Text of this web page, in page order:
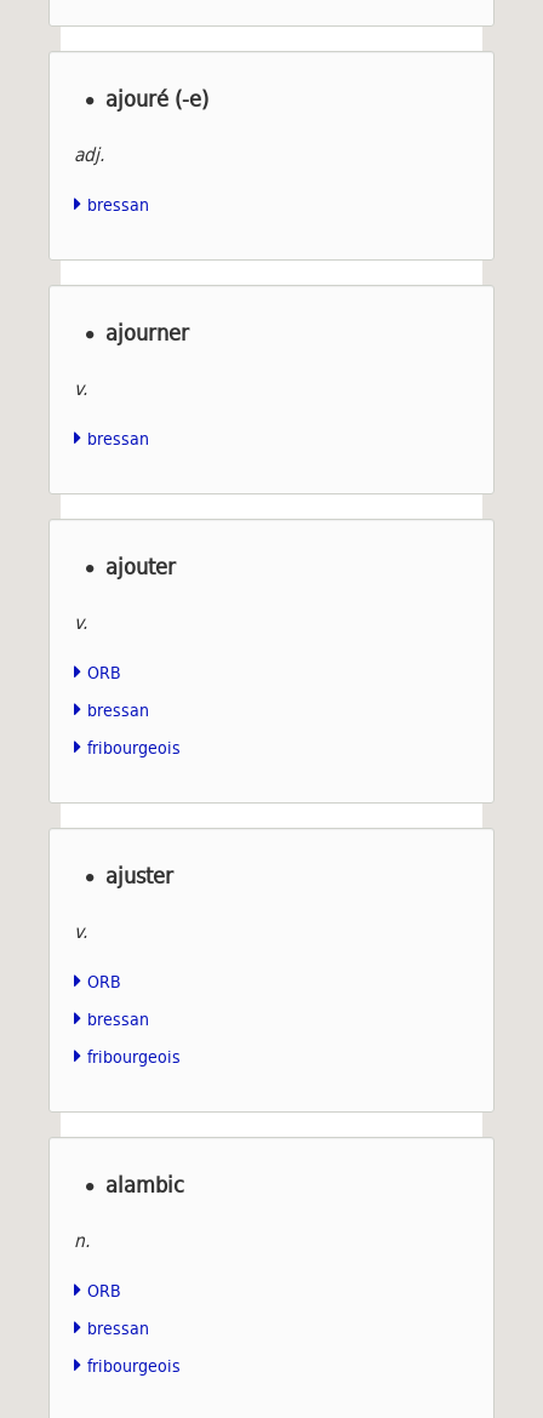
ajouré (-e)
adj.
bressan
ajourner
v.
bressan
ajouter
v.
ORB
bressan
fribourgeois
ajuster
v.
ORB
bressan
fribourgeois
alambic
n.
ORB
bressan
fribourgeois